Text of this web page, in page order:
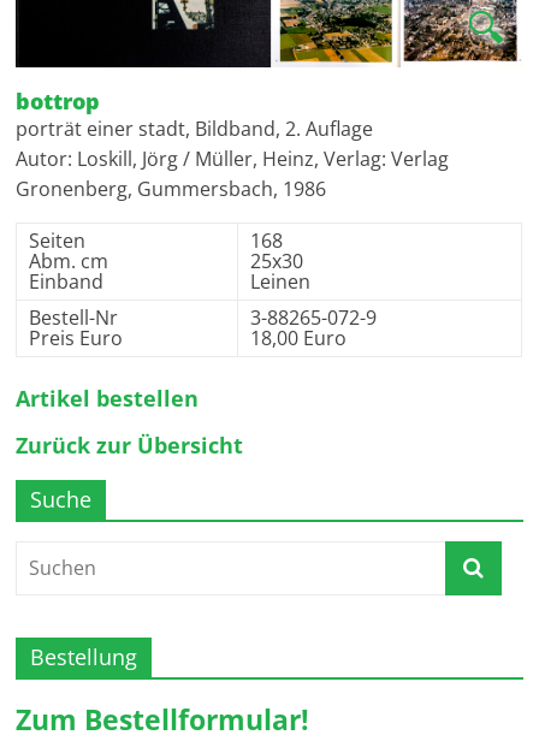
🔍
bottrop
porträt einer stadt, Bildband, 2. Auflage
Autor: Loskill, Jörg / Müller, Heinz, Verlag: Verlag
Gronenberg, Gummersbach, 1986
Seiten
Abm. cm
Einband
168
25x30
Leinen
Bestell-Nr
Preis Euro
3-88265-072-9
18,00 Euro
Artikel bestellen
Zurück zur Übersicht
Suche
Bestellung
Zum Bestellformular!